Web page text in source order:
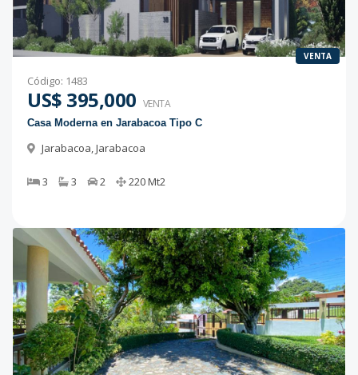
VENTA
Código: 1483
US$ 395,000 VENTA
Casa Moderna en Jarabacoa Tipo C
Jarabacoa,Jarabacoa
3 3 2 220Mt2